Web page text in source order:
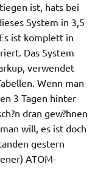
ist, hats bei
System in 3,5
ist komplett in
Das System
verwendet
Wenn man
3 Tagen hinter
dran gew?hnen
will, es ist doch
gestern
ATOM-